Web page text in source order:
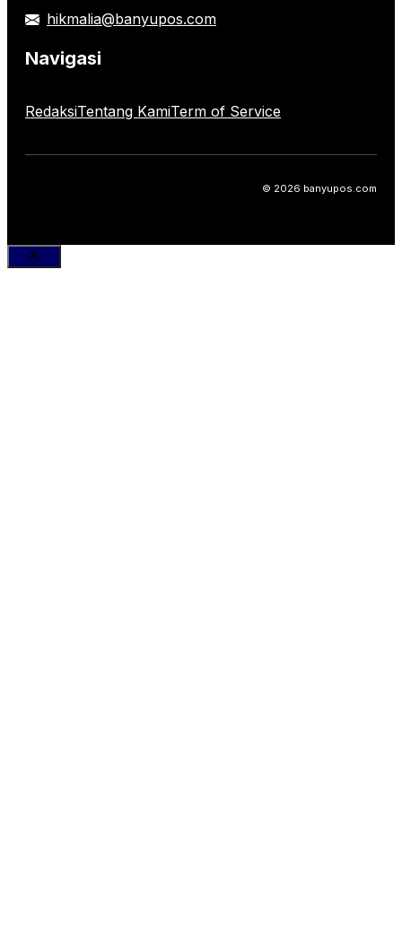
hikmalia@banyupos.com
Navigasi
RedaksiTentang KamiTerm of Service
© 2026 banyupos.com
Close